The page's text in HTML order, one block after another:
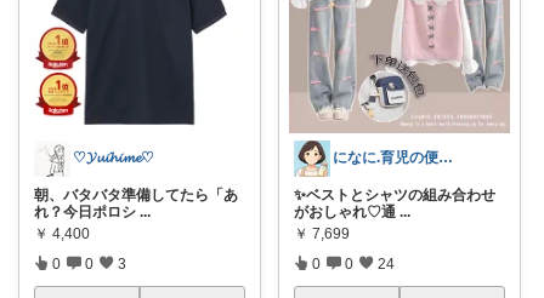
♡𝓨𝓾𝓲𝓱𝓲𝓶𝓮♡
朝、バタバタ準備してたら「あ
れ？今日ポロシ ...
￥ 4,400
0 0 3
になに.育児の便利アイテム🐈‍⬛💕
✨ベストとシャツの組み合わせ
がおしゃれ♡通 ...
￥ 7,699
0 0 24